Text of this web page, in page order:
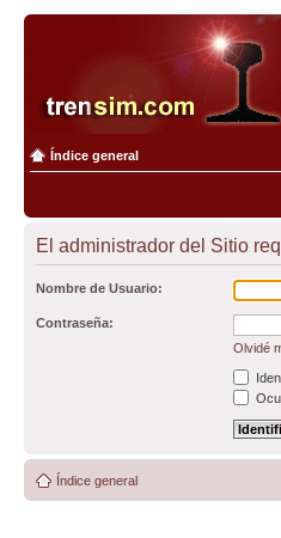
Índice general
El administrador del Sitio
Nombre de Usuario:
Contraseña:
Olvidé
Índice general